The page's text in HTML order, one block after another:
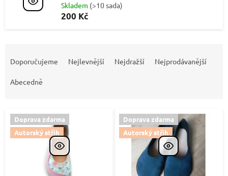
Skladem (>10 sada)
200 Kč
p
o
Doporučujeme Nejlevnější Nejdražší Nejprodávanější
Abecedně
V Doprava zdarma
Autorský střih
Doprava zdarma
Autorský střih